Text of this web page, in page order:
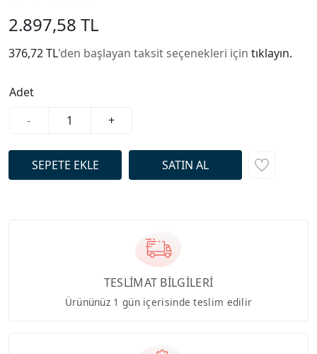
2.897,58 TL
376,72 TL'den başlayan taksit seçenekleri için tıklayın.
Adet
-
+
TESLİMAT BİLGİLERİ
Ürününüz 1 gün içerisinde teslim edilir